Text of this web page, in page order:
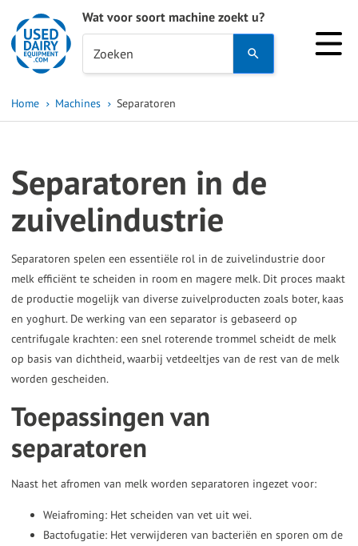
Wat voor soort machine zoekt u?
Zoeken
to
a
Press
go
to
search
device
users
can
Home Machines Separatoren
Separatoren in de
zuivelindustrie
Separatoren spelen een essentiële rol in de zuivelindustrie door
melk efficiënt te scheiden in room en magere melk. Dit proces maakt
de productie mogelijk van diverse zuivelproducten zoals boter, kaas
en yoghurt. De werking van een separator is gebaseerd op
centrifugale krachten: een snel roterende trommel scheidt de melk
op basis van dichtheid, waarbij vetdeeltjes van de rest van de melk
worden gescheiden.
Toepassingen van
separatoren
Naast het afromen van melk worden separatoren ingezet voor:
Weiafroming: Het scheiden van vet uit wei.
Bactofugatie: Het verwijderen van bacteriën en sporen om de